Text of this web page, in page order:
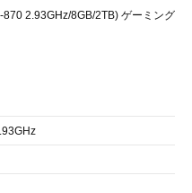
2.93GHz/8GB/2TB) ゲーミング